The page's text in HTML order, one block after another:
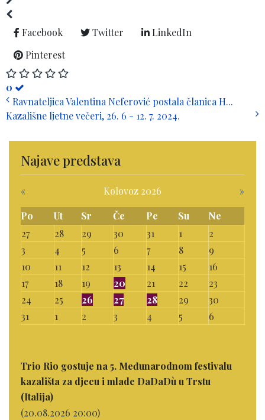
Facebook Twitter
LinkedIn
Pinterest
0
Ravnateljica Valentina Neferović postala članica H...
Kazališne ljetne večeri, 26. 6 - 12. 7. 2024.
Najave predstava
« Kolovoz 2026
»
Po
Ut Sr Če Pe Su
Ne
27
28 29 30 31 1
2
3
4 5 6 7 8
9
10
11 12 13 14 15
16
17
18 19 20 21 22
23
24
25 26 27 28 29
30
31
1 2 3 4 5 6
Trio Rio gostuje na 5. Međunarodnom festivalu
kazališta za djecu i mlade DaDaDù u Trstu
(Italija)
(20.08.2026 20:00)